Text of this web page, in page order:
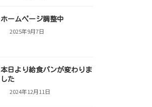
ホームページ調整中
2025年9月7日
本日より給食パンが変わりま
した
2024年12月11日